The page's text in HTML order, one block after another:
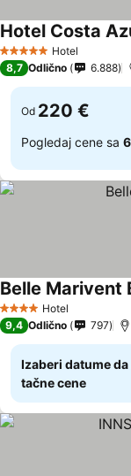
5 ZvezdiceHotel
Hotel Costa
8,7 Odlično 6.888
Od 220 €
Pogledaj cene sa
4 ZvezdiceHotel
Belle Marivent
9,4 Odlično 797
Izaberi datume
tačne cene